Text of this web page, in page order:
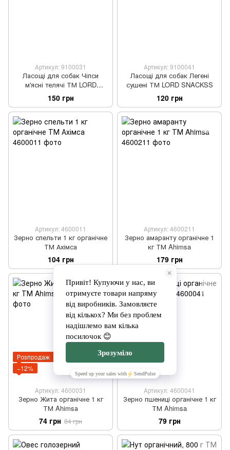
Артикул: 9100031
Ласощі для собак Чіпси
м'ясні телячі ТМ LORD
SNACKSS
150 грн
Артикул: 9100041
Ласощі для собак Легені
сушені ТМ LORD SNACKSS
120 грн
Артикул: 4600011
Зерно спельти 1 кг органічне
ТМ Ахімса
104 грн
Артикул: 4600211
Зерно амаранту органічне 1
кг ТМ Ahimsa
179 грн
Розпродаж
−12%
Артикул: 4600031
Зерно Жита органічне 1 кг
ТМ Ahimsа
74 грн 84 грн
Артикул: 4600041
Зерно пшениці органічне 1 кг
ТМ Ahimsa
79 грн